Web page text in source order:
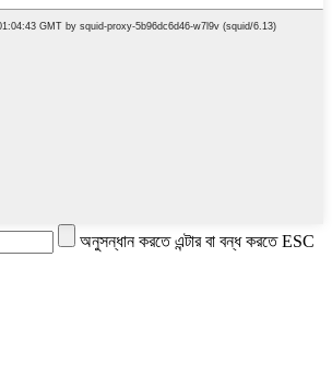
অনুসন্ধান করতে এন্টার বা বন্ধ করতে ESC